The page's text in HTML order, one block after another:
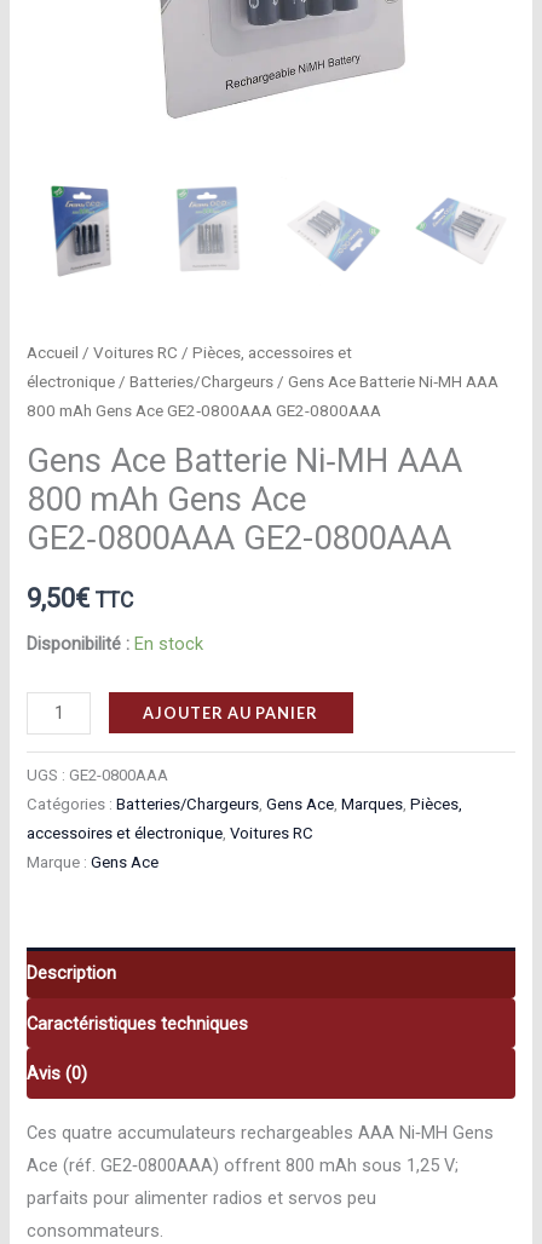
Accueil /Voitures RC /Pièces, accessoires et
électronique /Batteries/Chargeurs / Gens Ace Batterie Ni‑MH AAA
800 mAh Gens Ace GE2‑0800AAA GE2-0800AAA
Gens Ace Batterie Ni‑MH AAA
800 mAh Gens Ace
GE2‑0800AAA GE2-0800AAA
9,50€ TTC
Disponibilité : En stock
quantité
de
Gens
Ace
Batterie
Ni‑MH
mAh
Gens
Ace
GE2‑0800AAA
GE2-
0800AAA
AJOUTER AU PANIER
UGS : GE2-0800AAA
Catégories :Batteries/Chargeurs,Gens Ace,Marques,Pièces,
accessoires et électronique,Voitures RC
Marque :Gens Ace
Description
Caractéristiques techniques
Avis (0)
Ces quatre accumulateurs rechargeables AAA Ni‑MH Gens
Ace (réf. GE2‑0800AAA) offrent 800 mAh sous 1,25 V;
parfaits pour alimenter radios et servos peu
consommateurs.